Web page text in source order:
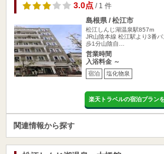
3.0点/ 1 件
島根県 / 松江市
松江しんじ湖温泉駅857m
JR山陰本線 松江駅より3番
歩1分山陰自…
営業時間
入浴料金 ～
宿泊 塩化物泉
楽天トラベルの宿泊プラン
関連情報から探す